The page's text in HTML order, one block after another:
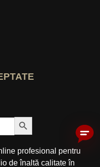
Buton Căutare
profesional pentru
de înaltă calitate în